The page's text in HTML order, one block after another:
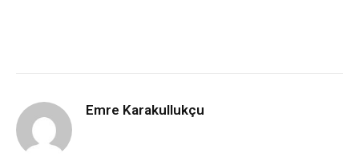
Emre Karakullukçu